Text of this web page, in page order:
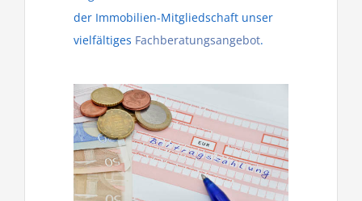
der Immobilien-Mitgliedschaft unser
vielfältiges Fachberatungsangebot.